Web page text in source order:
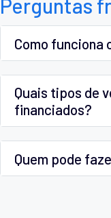
Perguntas
Como funciona
Quais tipos de
financiados?
Quem pode